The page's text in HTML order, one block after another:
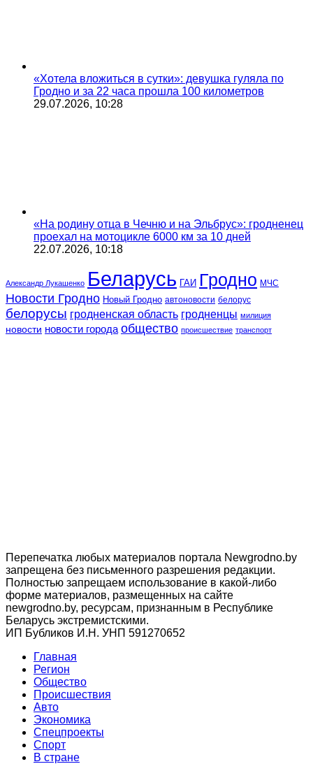
«Хотела вложиться в сутки»: девушка гуляла по
Гродно и за 22 часа прошла 100 километров
29.07.2026, 10:28
«На родину отца в Чечню и на Эльбрус»: гродненец
проехал на мотоцикле 6000 км за 10 дней
22.07.2026, 10:18
Александр Лукашенко Беларусь ГАИ Гродно МЧС
Новости Гродно Новый Гродно автоновости белорус
белорусы гродненская область гродненцы милиция
новости новости города общество происшествие транспорт
Перепечатка любых материалов портала Newgrodno.by
запрещена без письменного разрешения редакции.
Полностью запрещаем использование в какой-либо
форме материалов, размещенных на сайте
newgrodno.by, ресурсам, признанным в Республике
Беларусь экстремистскими.
ИП Бубликов И.Н. УНП 591270652
Главная
Регион
Общество
Происшествия
Авто
Экономика
Спецпроекты
Cпорт
В стране